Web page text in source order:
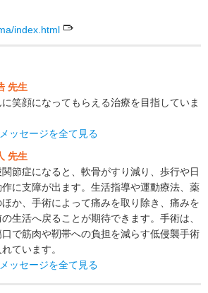
index.html
先生
笑顔になってもらえる治療を目指していま
ッセージを全て見る
先生
節症になると、軟骨がすり減り、歩行や日
に支障が出ます。生活指導や運動療法、薬
か、手術によって痛みを取り除き、痛みを
生活へ戻ることが期待できます。手術は、
で筋肉や靭帯への負担を減らす低侵襲手術
ています。
ッセージを全て見る